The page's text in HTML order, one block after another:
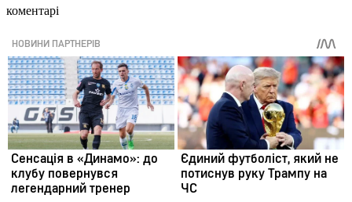
коментарі